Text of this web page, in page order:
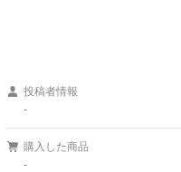
投稿者情報
-
購入した商品
-